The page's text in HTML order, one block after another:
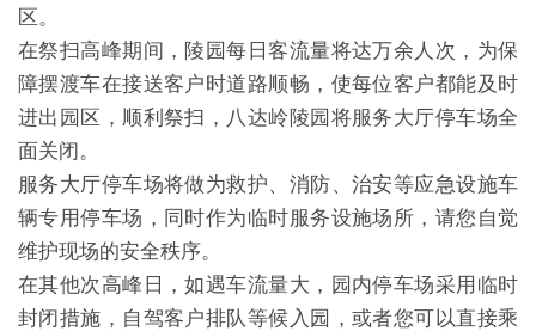
区。
在祭扫高峰期间，陵园每日客流量将达万余人次，为保
障摆渡车在接送客户时道路顺畅，使每位客户都能及时
进出园区，顺利祭扫，八达岭陵园将服务大厅停车场全
面关闭。
服务大厅停车场将做为救护、消防、治安等应急设施车
辆专用停车场，同时作为临时服务设施场所，请您自觉
维护现场的安全秩序。
在其他次高峰日，如遇车流量大，园内停车场采用临时
封闭措施，自驾客户排队等候入园，或者您可以直接乘